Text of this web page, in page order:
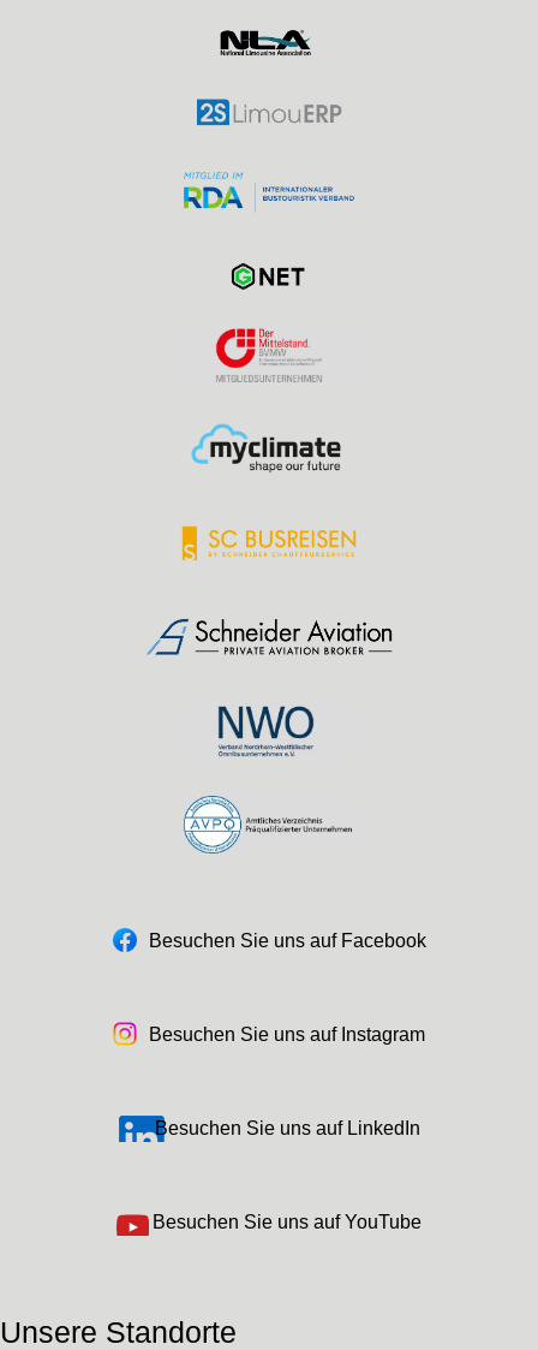
Besuchen Sie uns auf Facebook
Besuchen Sie uns auf Instagram
Besuchen Sie uns auf LinkedIn
Besuchen Sie uns auf YouTube
Unsere Standorte